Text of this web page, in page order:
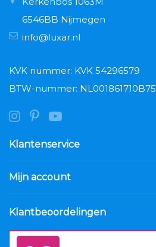
6546BB Nijmegen
info@luxar.nl
KVK nummer: KVK 54296579
BTW-nummer: NL001861710B75
Klantenservice
Mijn account
Klantbeoordelingen